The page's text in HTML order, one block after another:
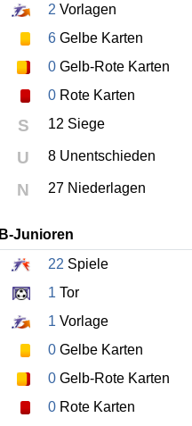
2 Vorlagen
6Gelbe Karten
0Gelb-Rote Karten
0Rote Karten
S 12 Siege
U 8 Unentschieden
N 27 Niederlagen
B-Junioren
22 Spiele
1 Tor
1 Vorlage
0Gelbe Karten
0Gelb-Rote Karten
0Rote Karten